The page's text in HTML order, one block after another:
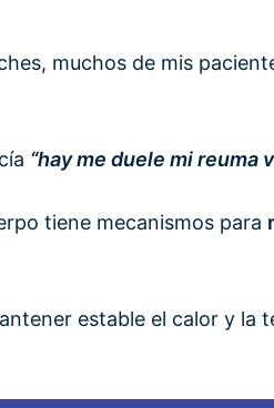
muchos de mis
“hay me duele mi reuma
tiene mecanismos para
estable el calor y la